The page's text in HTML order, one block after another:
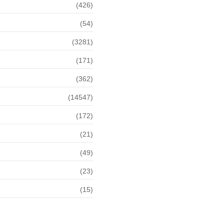
(426)
(54)
(3281)
(171)
(362)
(14547)
(172)
(21)
(49)
(23)
(15)